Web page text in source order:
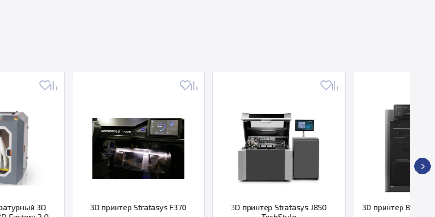
3D принтер Stratasys F370
3D принтер Stratasys J850
3D принтер Bambu Lab X2D (EU)